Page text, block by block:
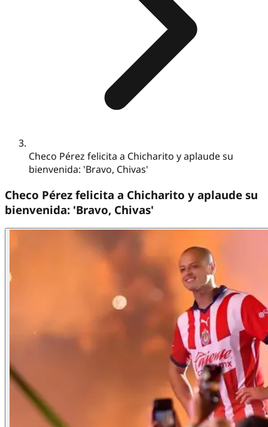
Checo Pérez felicita a Chicharito y aplaude su
bienvenida: 'Bravo, Chivas'
Checo Pérez felicita a Chicharito y aplaude su
bienvenida: 'Bravo, Chivas'